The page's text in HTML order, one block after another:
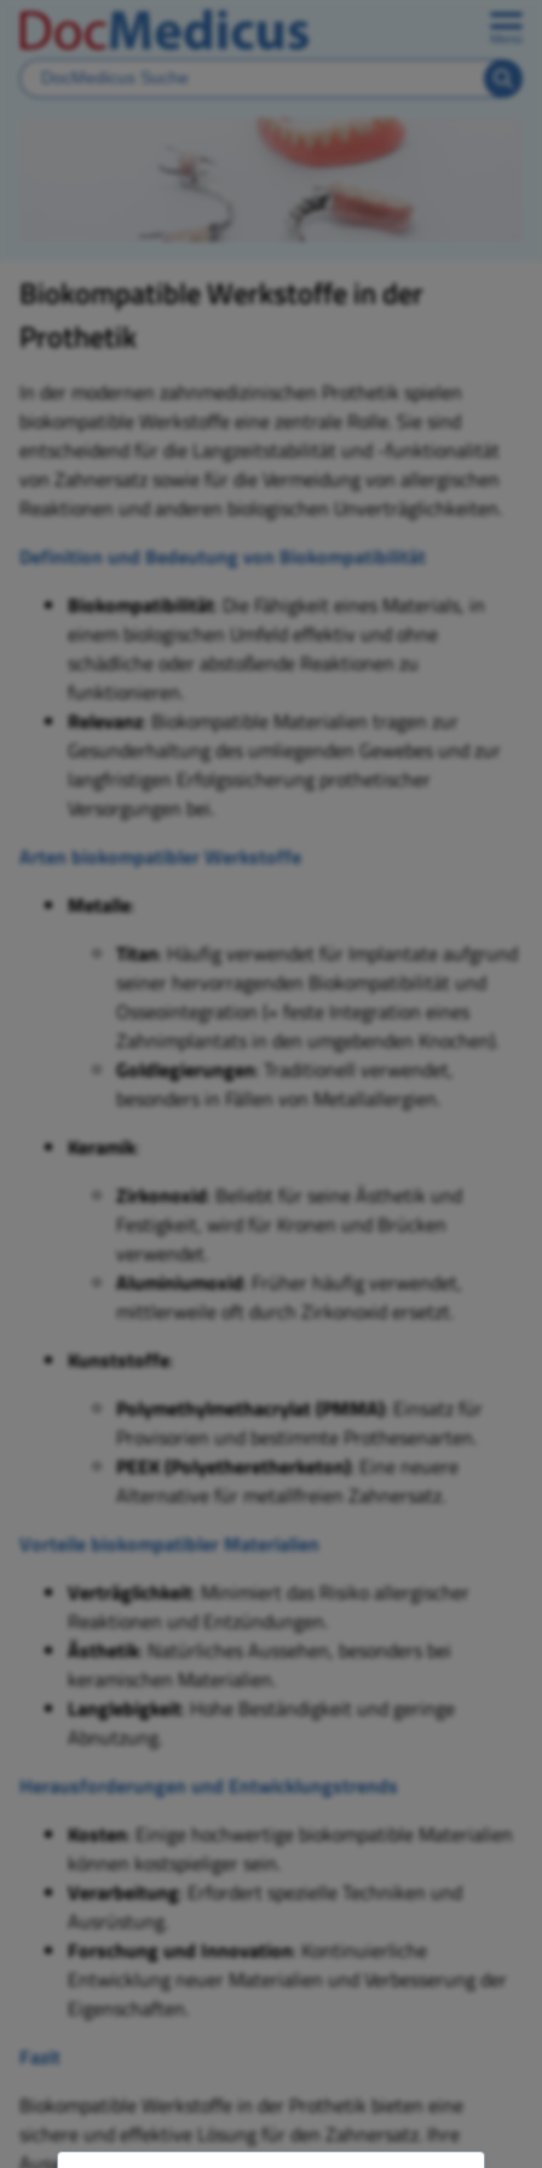
Biokompatible Werkstoffe in der
Prothetik
In der modernen zahnmedizinischen Prothetik spielen
biokompatible Werkstoffe eine zentrale Rolle. Sie sind
entscheidend für die Langzeitstabilität und -funktionalität
von Zahnersatz sowie für die Vermeidung von allergischen
Reaktionen und anderen biologischen Unverträglichkeiten.
Definition und Bedeutung von Biokompatibilität
Biokompatibilität: Die Fähigkeit eines Materials, in
einem biologischen Umfeld effektiv und ohne
schädliche oder abstoßende Reaktionen zu
funktionieren.
Relevanz: Biokompatible Materialien tragen zur
Gesunderhaltung des umliegenden Gewebes und zur
langfristigen Erfolgssicherung prothetischer
Versorgungen bei.
Arten biokompatibler Werkstoffe
Metalle:
Titan: Häufig verwendet für Implantate aufgrund
seiner hervorragenden Biokompatibilität und
Osseointegration (= feste Integration eines
Zahnimplantats in den umgebenden Knochen).
Goldlegierungen: Traditionell verwendet,
besonders in Fällen von Metallallergien.
Keramik:
Zirkonoxid: Beliebt für seine Ästhetik und
Festigkeit, wird für Kronen und Brücken
verwendet.
Aluminiumoxid: Früher häufig verwendet,
mittlerweile oft durch Zirkonoxid ersetzt.
Kunststoffe:
Polymethylmethacrylat (PMMA): Einsatz für
Provisorien und bestimmte Prothesenarten.
PEEK (Polyetheretherketon): Eine neuere
Alternative für metallfreien Zahnersatz.
Vorteile biokompatibler Materialien
Verträglichkeit: Minimiert das Risiko allergischer
Reaktionen und Entzündungen.
Ästhetik: Natürliches Aussehen, besonders bei
keramischen Materialien.
Langlebigkeit: Hohe Beständigkeit und geringe
Abnutzung.
Herausforderungen und Entwicklungstrends
Kosten: Einige hochwertige biokompatible Materialien
können kostspieliger sein.
Verarbeitung: Erfordert spezielle Techniken und
Ausrüstung.
Forschung und Innovation: Kontinuierliche
Entwicklung neuer Materialien und Verbesserung der
Eigenschaften.
Fazit
Biokompatible Werkstoffe in der Prothetik bieten eine
sichere und effektive Lösung für den Zahnersatz. Ihre